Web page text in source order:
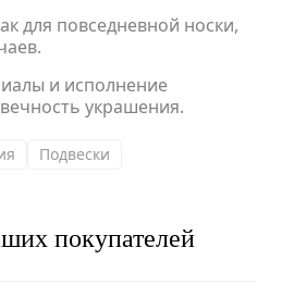
для повседневной носки,
и исполнение
украшения.
Подвески
покупателей